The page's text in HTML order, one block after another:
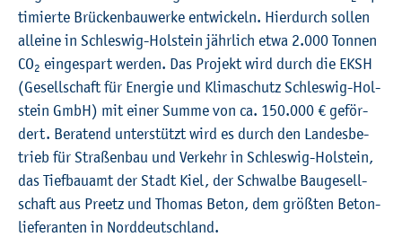
ti­mier­te Brü­cken­bau­wer­ke ent­wi­ckeln. Hier­durch sol­len
al­lei­ne in Schles­wig-Hol­stein jähr­lich etwa 2.000 Ton­nen
CO2 ein­ge­spart wer­den. Das Pro­jekt wird durch die EKSH
(Ge­sell­schaft für En­er­gie und Kli­ma­schutz Schles­wig-Hol­
stein GmbH) mit einer Summe von ca. 150.000 € ge­för­
dert. Be­ra­tend un­ter­stützt wird es durch den Lan­des­be­
trieb für Stra­ßen­bau und Ver­kehr in Schles­wig-Hol­stein,
das Tief­bau­amt der Stadt Kiel, der Schwal­be Bau­ge­sell­
schaft aus Preetz und Tho­mas Beton, dem grö­ß­ten Be­ton­
lie­fe­ran­ten in Nord­deutsch­land.